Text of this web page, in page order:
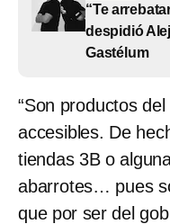
“Te
despidió
Gastélum
“Son productos
accesibles. De
tiendas 3B o
abarrotes… pues
que por ser del